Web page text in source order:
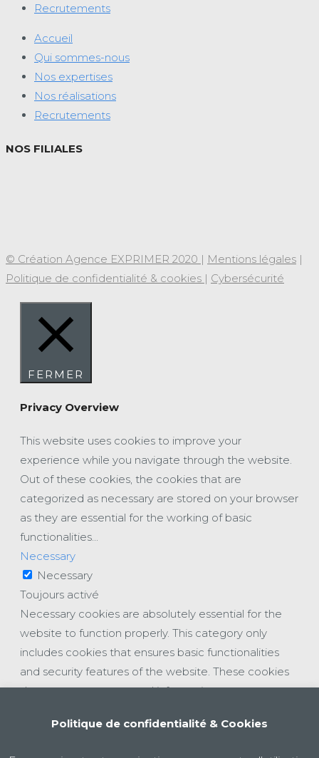
Recrutements
Accueil
Qui sommes-nous
Nos expertises
Nos réalisations
Recrutements
NOS FILIALES
© Création Agence EXPRIMER 2020 | Mentions légales |
Politique de confidentialité & cookies | Cybersécurité
Politique de confidentialité & Cookies
FERMER
Privacy Overview
This website uses cookies to improve your
experience while you navigate through the website.
Out of these cookies, the cookies that are
categorized as necessary are stored on your browser
as they are essential for the working of basic
functionalities
Necessary
Necessary
Toujours activé
Necessary cookies are absolutely essential for the
website to function properly. This category only
includes cookies that ensures basic functionalities
and security features of the website. These cookies
do not store any personal information.
Non-necessary